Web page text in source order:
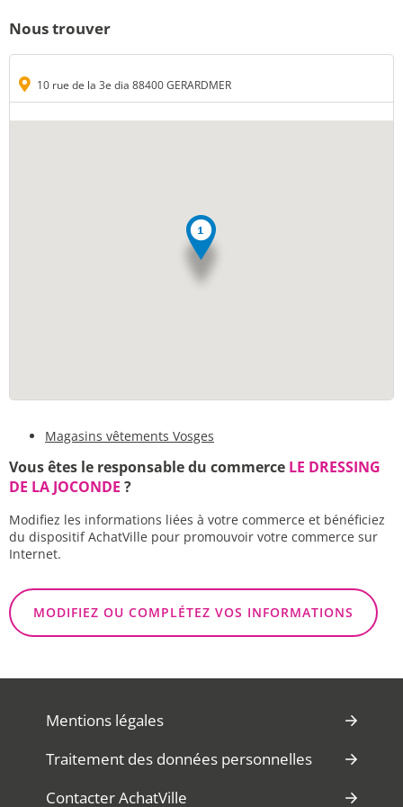
Nous trouver
10 rue de la 3e dia 88400 GERARDMER
Magasins vêtements Vosges
Vous êtes le responsable du commerce LE DRESSING
DE LA JOCONDE ?
Modifiez les informations liées à votre commerce et bénéficiez
du dispositif AchatVille pour promouvoir votre commerce sur
Internet.
MODIFIEZ OU COMPLÉTEZ VOS INFORMATIONS
Mentions légales
Traitement des données personnelles
Contacter AchatVille